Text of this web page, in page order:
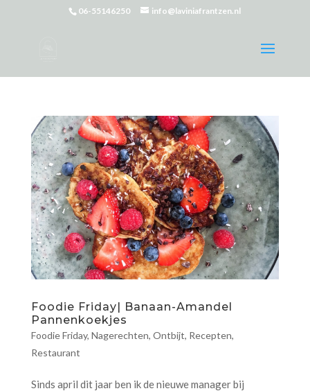
06-55146250 info@laviniafrantzen.nl
Foodie Friday| Banaan-Amandel
Pannenkoekjes
Foodie Friday, Nagerechten, Ontbijt, Recepten,
Restaurant
Sinds april dit jaar ben ik de nieuwe manager bij